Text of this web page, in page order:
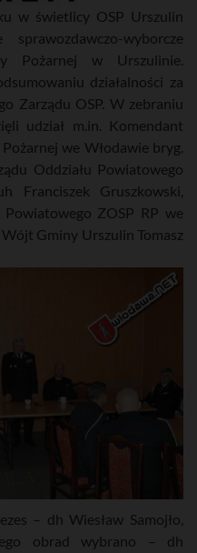
w świetlicy OSP Urszulin
wyborcze
Pożarnej w Urszulinie.
działalności za
Zarządu OSP. W zebraniu
udział m.in. Komendant
we Włodawie bryg.
Oddziału Powiatowego
Franciszek Gruszkowski,
ZOSP RP we
Gminy Urszulin Tomasz
– dh Wiesław Samojło,
obrad wybrano – dh